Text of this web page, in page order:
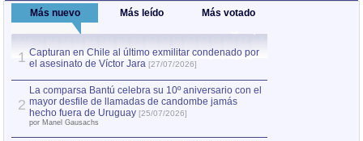
Más nuevo Más leído Más votado
1 Capturan en Chile al último exmilitar condenado por
el asesinato de Víctor Jara [27/07/2026]
2
La comparsa Bantú celebra su 10º aniversario con el
mayor desfile de llamadas de candombe jamás
hecho fuera de Uruguay [25/07/2026]
por Manel Gausachs